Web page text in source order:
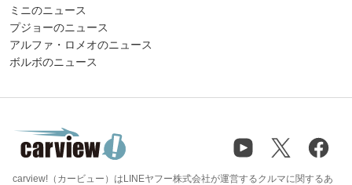
ミニのニュース
プジョーのニュース
アルファ・ロメオのニュース
ボルボのニュース
carview!（カービュー）はLINEヤフー株式会社が運営するクルマに関するあ